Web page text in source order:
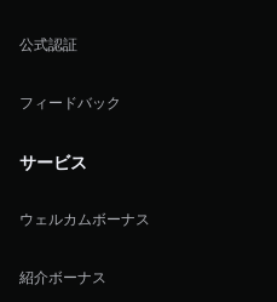
公式認証
フィードバック
サービス
ウェルカムボーナス
紹介ボーナス